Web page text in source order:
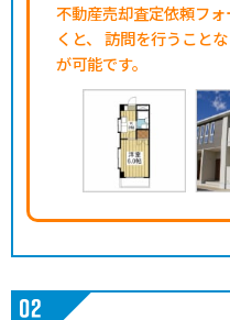
不動産売却査定依頼フ
くと、
訪問を行うこと
が可能です。